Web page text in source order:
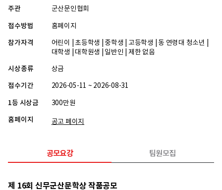
주관 군산문인협회
접수방법 홈페이지
참가자격
어린이 | 초등학생 | 중학생 | 고등학생 | 동 연령대 청소년 |
대학생 | 대학원생 | 일반인 | 제한 없음
시상종류 상금
접수기간 2026-05-11 ~ 2026-08-31
1등 시상금 300만원
홈페이지 공고 페이지
공모요강 팀원모집
제 16회 신무군산문학상 작품공모